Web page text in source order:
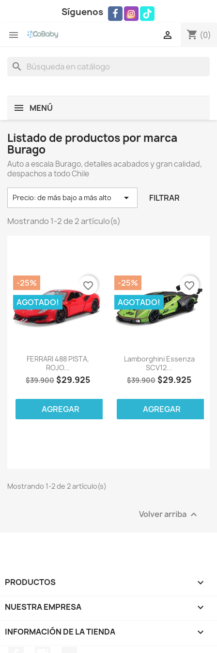
Síguenos
 shopping_cart (0)

search
MENÚ
Listado de productos por marca
Burago
Auto a escala Burago, detalles acabados y gran calidad,
despachos a todo Chile
Precio: de más bajo a más alto  FILTRAR
Mostrando 1-2 de 2 artículo(s)
FERRARI 488 PISTA,
ROJO...
$39.900 $29.925
-25%
AGOTADO!
AGREGAR
favorite_border
Lamborghini Essenza
SCV12...
$39.900 $29.925
-25%
AGOTADO!
AGREGAR
favorite_border
Mostrando 1-2 de 2 artículo(s)
Volver arriba 
PRODUCTOS 
NUESTRA EMPRESA 
INFORMACIÓN DE LA TIENDA keyboard_arrow_down